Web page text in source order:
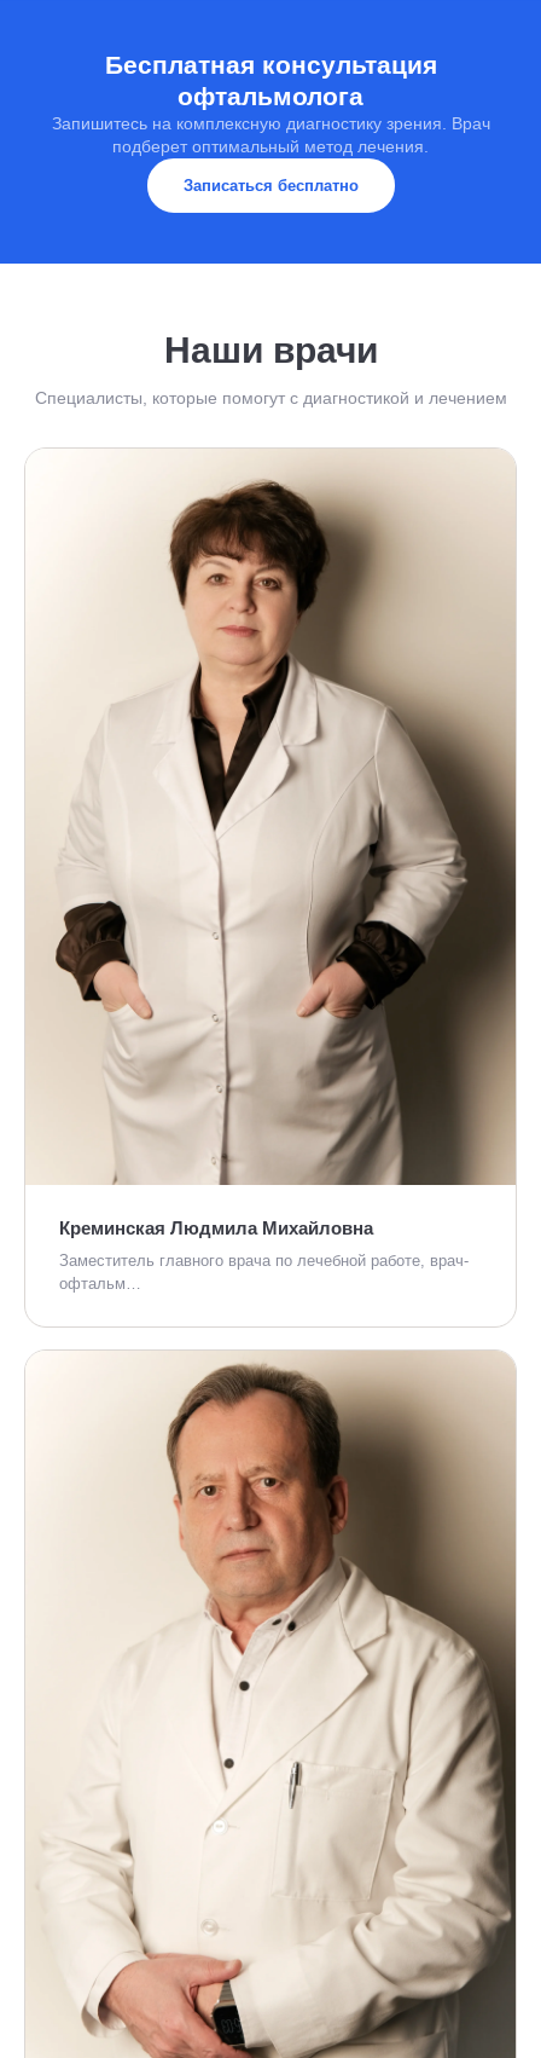
Бесплатная консультация
офтальмолога
Запишитесь на комплексную диагностику зрения. Врач
подберет оптимальный метод лечения.
Записаться бесплатно
Наши врачи
Специалисты, которые помогут с диагностикой и лечением
Креминская Людмила Михайловна
Заместитель главного врача по лечебной работе, врач-
офтальм…